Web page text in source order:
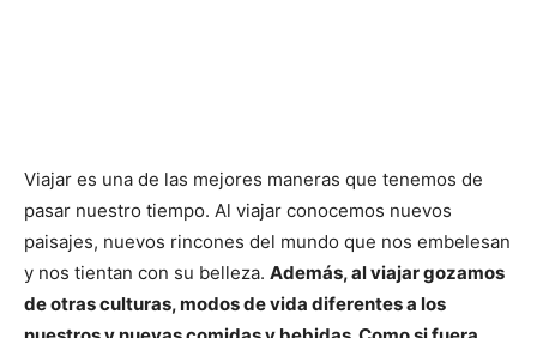
Viajar es una de las mejores maneras que tenemos de
pasar nuestro tiempo. Al viajar conocemos nuevos
paisajes, nuevos rincones del mundo que nos embelesan
y nos tientan con su belleza. Además, al viajar gozamos
de otras culturas, modos de vida diferentes a los